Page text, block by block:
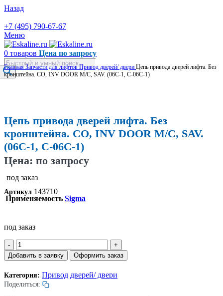
Назад
+7 (495) 790-67-67
Меню
0 товаров Цена по запросу
Поиск
товаров
ГлавнаяЗапчасти для лифтовПривод дверей/ двери Цепь привода дверей лифта. Без
кронштейна. CO, INV DOOR M/C, SAV. (06С-1, С-06С-1)
Цепь привода дверей лифта. Без
кронштейна. CO, INV DOOR M/C, SAV.
(06С-1, С-06С-1)
Цена: по запросу
под заказ
Артикул 143710
Применяемость Sigma
под заказ
Количество
товара
Цепь
привода
дверей
лифта.
Добавить в заявку Оформить заказ
Категория: Привод дверей/ двери
Поделиться: